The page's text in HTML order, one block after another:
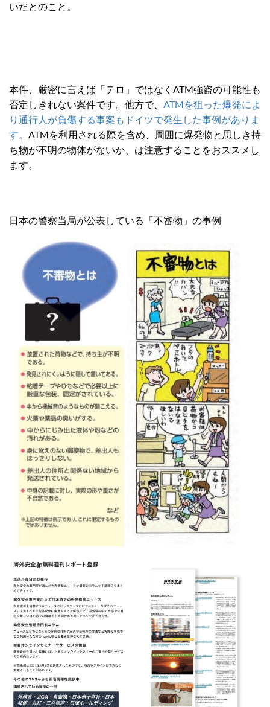
いだとのこと。
本件、厳密に言えば「テロ」ではなくATM強盗の可能性も
否定しきれない案件です。他方で、 ATMを狙った爆発によ
り通行人が負傷する事案もドイツで発生した事例がありま
す。 ATMを利用される際を含め、周囲に爆発物と思しき持
ち物が不明の物体がないか、は注意することをおススメし
ます。
日本の警察当局が公表している「不審物」の事例